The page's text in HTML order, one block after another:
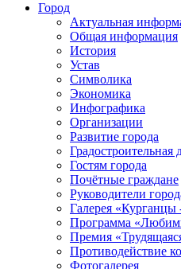
Город
Актуальная
Общая информация
История
Устав
Символика
Экономика
Инфографика
Организации
Развитие города
Градостроительная
Гостям города
Почётные граждане
Руководители
Галерея «Курганцы
Программа
Премия
Противодействие
Фотогалерея